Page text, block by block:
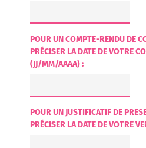
POUR UN COMPTE-RENDU DE
PRÉCISER LA DATE DE VOTRE
(JJ/MM/AAAA) :
POUR UN JUSTIFICATIF DE
PRÉCISER LA DATE DE VOTRE